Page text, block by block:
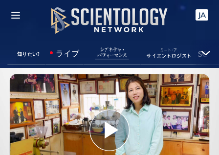
JA
知りたい? ライブ
Play